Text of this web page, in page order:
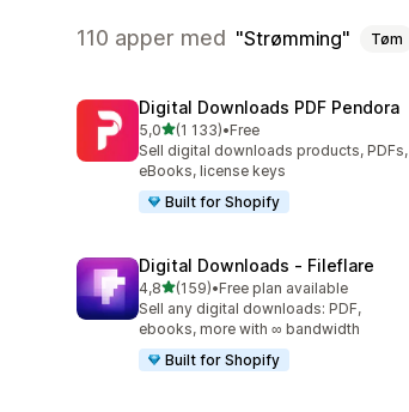
110 apper med Strømming Tøm
Digital Downloads PDF Pendora
5,0av 5 stjerner
(1 133)
Totalt 1133 omtaler
•Free
Sell digital downloads products, PDFs,
eBooks, license keys
Built for Shopify
Digital Downloads ‑ Fileflare
4,8av 5 stjerner
(159)
Totalt 159 omtaler
•Free plan available
Sell any digital downloads: PDF,
ebooks, more with ∞ bandwidth
Built for Shopify